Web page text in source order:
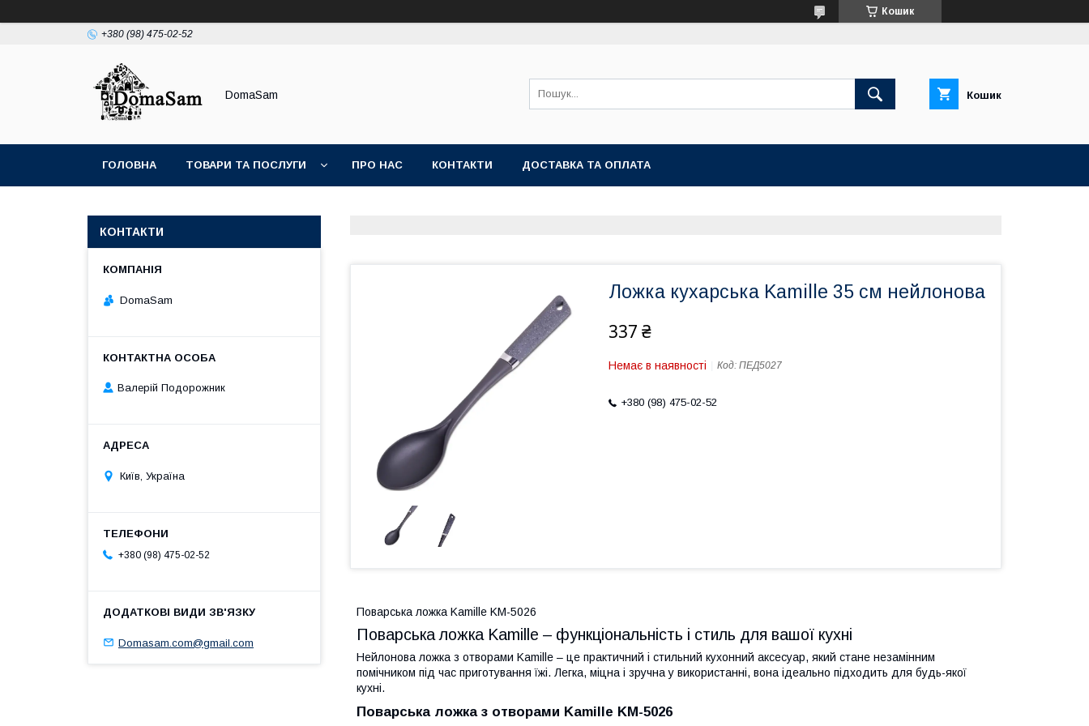
Кошик
+380 (98) 475-02-52
DomaSam Кошик
ГОЛОВНА ТОВАРИ ТА ПОСЛУГИ ПРО НАС КОНТАКТИ ДОСТАВКА ТА ОПЛАТА
Ложка кухарська Kamille 35 см нейлонова
337 ₴
Немає в наявності Код: ПЕД5027
+380 (98) 475-02-52
Поварська ложка Kamille KM-5026
Поварська ложка Kamille – функціональність і стиль для вашої кухні
Нейлонова ложка з отворами Kamille – це практичний і стильний кухонний аксесуар, який стане незамінним
помічником під час приготування їжі. Легка, міцна і зручна у використанні, вона ідеально підходить для будь-якої
кухні.
Поварська ложка з отворами Kamille KM-5026
КОНТАКТИ
DomaSam
Валерій Подорожник
Київ, Україна
+380 (98) 475-02-52
Domasam.com@gmail.com